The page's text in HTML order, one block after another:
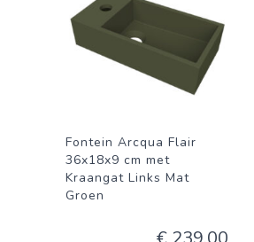
Fontein Arcqua Flair
36x18x9 cm met
Kraangat Links Mat
Groen